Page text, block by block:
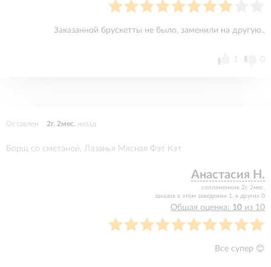
Заказанной брускетты не было, заменили на другую..
1 0
Оставлен 2г. 2мес. назад
Борщ со сметаной, Лазанья Мясная Фэт Кэт
Анастасия Н.
соплеменник 2г. 2мес.
заказов в этом заведении 1, в других 0
Общая оценка: 10 из 10
Все супер 😊